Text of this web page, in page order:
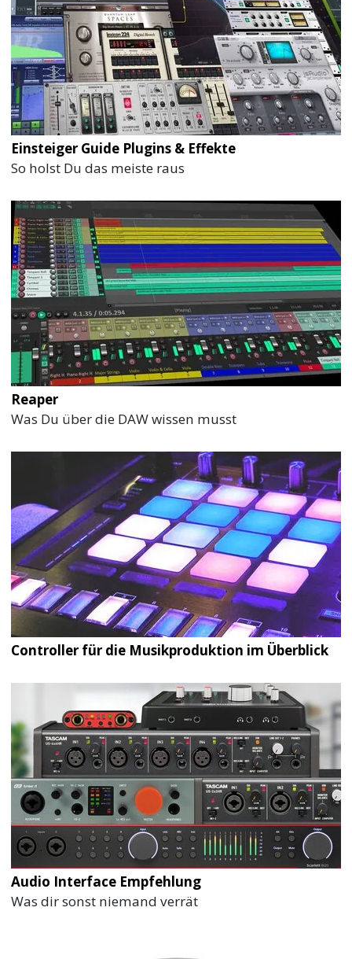
Einsteiger Guide Plugins & Effekte
So holst Du das meiste raus
Reaper
Was Du über die DAW wissen musst
Controller für die Musikproduktion im Überblick
Audio Interface Empfehlung
Was dir sonst niemand verrät